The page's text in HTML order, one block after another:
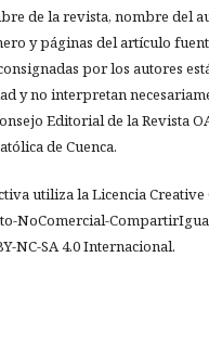
de la revista, nombre del
y páginas del artículo
por los autores
y no interpretan
Editorial de la Revista
de Cuenca.
utiliza la Licencia Creative
NoComercial-
NC-SA 4.0 Internacional.